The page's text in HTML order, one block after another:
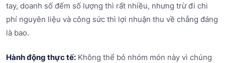
tay, doanh số đếm số lượng thì rất nhiều, nhưng trừ đi chi
phí nguyên liệu và công sức thì lợi nhuận thu về chẳng đáng
là bao.
Hành động thực tế: Không thể bỏ nhóm món này vì chúng